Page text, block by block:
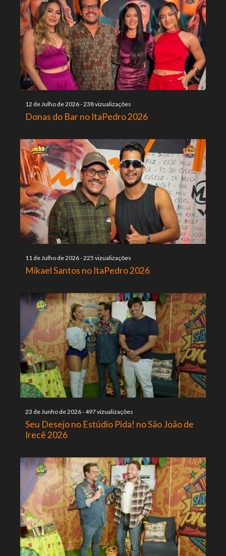
12 de Julho de 2026-238 vizualizações
Donas do Bar no ItaPedro 2026
11 de Julho de 2026-225 vizualizações
Mikael Santos no ItaPedro 2026
23 de Junho de 2026-497 vizualizações
Seu Desejo no Estúdio Pida! no São João de
Irecê 2026